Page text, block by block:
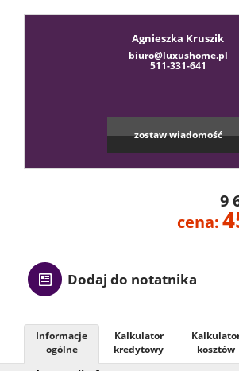
Agnieszka Kruszik
biuro@luxushome.pl
511-331-641
zostaw wiadomość
9
cena:
Dodaj do notatnika
Informacje
ogólne
Kalkulator
kredytowy
kosztów